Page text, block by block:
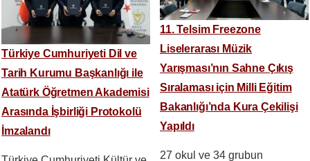
Türkiye Cumhuriyeti Dil ve
Tarih Kurumu Başkanlığı ile
Atatürk Öğretmen Akademisi
Arasında İşbirliği Protokolü
İmzalandı
11. Telsim Freezone
Liselerarası Müzik
Yarışması’nın Sahne Çıkış
Sıralaması için Milli Eğitim
Bakanlığı’nda Kura Çekilişi
Yapıldı
27 okul ve 34 grubun